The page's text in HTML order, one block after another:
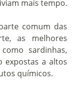
mais tempo.
comum das
as melhores
sardinhas,
expostas a altos
químicos.